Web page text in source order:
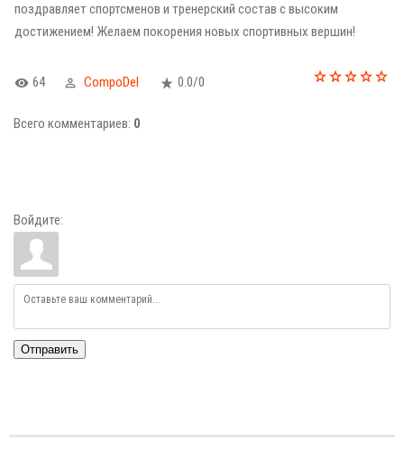
поздравляет спортсменов и тренерский состав с высоким
достижением! Желаем покорения новых спортивных вершин!
64 CompoDel 0.0/0
Всего комментариев: 0
Войдите:
Отправить